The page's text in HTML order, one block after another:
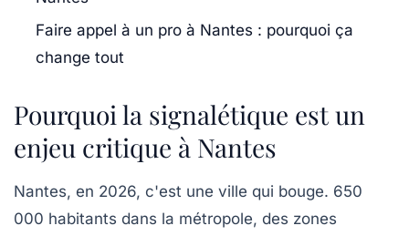
Faire appel à un pro à Nantes : pourquoi ça
change tout
Pourquoi la signalétique est un
enjeu critique à Nantes
Nantes, en 2026, c'est une ville qui bouge. 650
000 habitants dans la métropole, des zones